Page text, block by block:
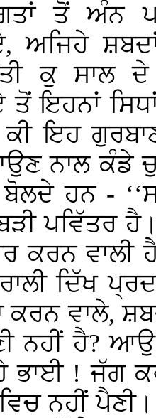
ਤੋਂ ਅੰਨ
ਅਜਿਹੇ
ਕੁ ਸਾਲ
ਤੋਂ ਇਹਨਾਂ
ਇਹ
ਨਾਲ ਕੰਡੇ
ਬੋਲਦੇ ਹਨ -
ਪਵਿੱਤਰ
ਕਰਨ ਵਾਲੀ
ਦਿੱਖ
ਕਰਨ ਵਾਲੇ,
ਨਹੀਂ ਹੈ?
ਭਾਈ ! ਜੱਗ
ਨਹੀਂ